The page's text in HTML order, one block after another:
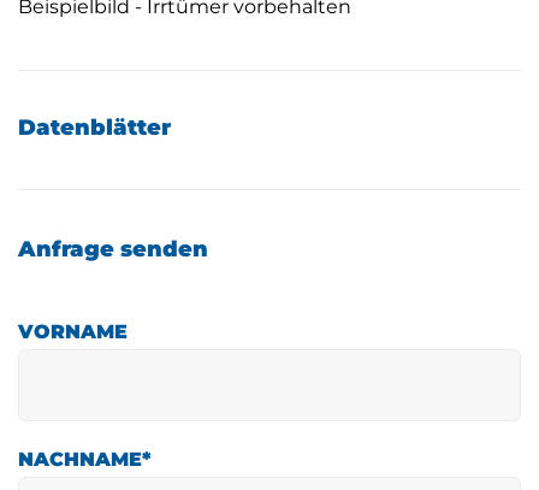
Beispielbild - Irrtümer vorbehalten
Datenblätter
Anfrage senden
VORNAME
NACHNAME*